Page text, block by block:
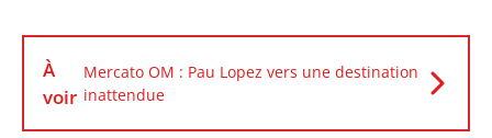
À
voir
Mercato OM : Pau Lopez vers une destination
inattendue